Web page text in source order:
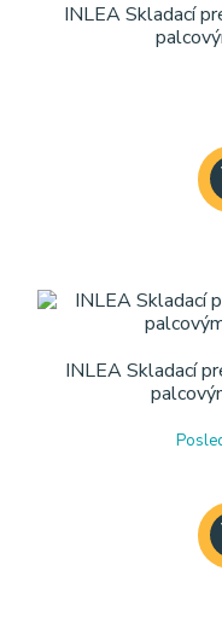
INLEA Skladací
INLEA Skladací